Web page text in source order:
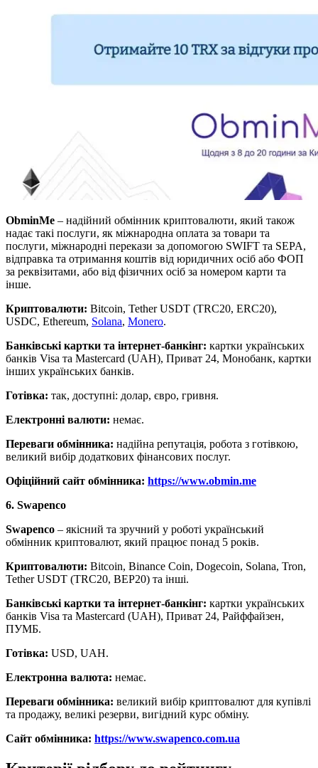
ObminMe – надійний обмінник криптовалюти, який також
надає такі послуги, як міжнародна оплата за товари та
послуги, міжнародні перекази за допомогою SWIFT та SEPA,
відправка та отримання коштів від юридичних осіб або ФОП
за реквізитами, або від фізичних осіб за номером карти та
інше.
Криптовалюти: Bitcoin, Tether USDT (TRC20, ERC20),
USDC, Ethereum, Solana, Monero.
Банківські картки та інтернет-банкінг: картки українських
банків Visa та Mastercard (UAH), Приват 24, Монобанк, картки
інших українських банків.
Готівка: так, доступні: долар, євро, гривня.
Електронні валюти: немає.
Переваги обмінника: надійна репутація, робота з готівкою,
великий вибір додаткових фінансових послуг.
Офіційний сайт обмінника: https://www.obmin.me
6. Swapenco
Swapenco – якісний та зручний у роботі український
обмінник криптовалют, який працює понад 5 років.
Криптовалюти: Bitcoin, Binance Coin, Dogecoin, Solana, Tron,
Tether USDT (TRC20, BEP20) та інші.
Банківські картки та інтернет-банкінг: картки українських
банків Visa та Mastercard (UAH), Приват 24, Райффайзен,
ПУМБ.
Готівка: USD, UAH.
Електронна валюта: немає.
Переваги обмінника: великий вибір криптовалют для купівлі
та продажу, великі резерви, вигідний курс обміну.
Сайт обмінника: https://www.swapenco.com.ua